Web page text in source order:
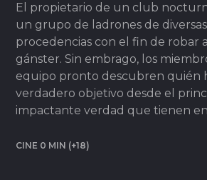
El propietario de un club
un grupo de ladrones de diversas
procedencias con el fin de robar
gánster. Sin embrago, los
equipo pronto descubren quién
verdadero objetivo desde el
impactante verdad que tienen
CINE 0 MIN (+18)